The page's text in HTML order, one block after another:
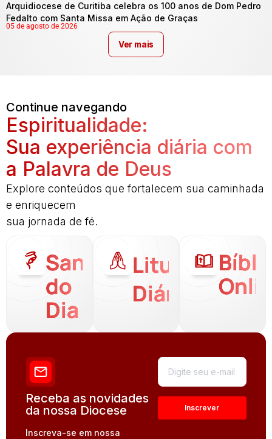
Arquidiocese de Curitiba celebra os 100 anos de Dom Pedro
Fedalto com Santa Missa em Ação de Graças
05 de agosto de 2026
Ver mais
Continue navegando
Espiritualidade:
Sua experiência diária com
a Palavra de Deus
Explore conteúdos que fortalecem sua caminhada
e enriquecem
sua jornada de fé.
Santo
do
Dia
Liturgia
Diária
Receba as novidades
da nossa Diocese
Inscreva-se em nossa